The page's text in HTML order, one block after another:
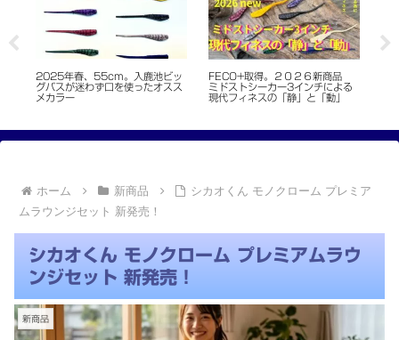
2025年春、55cm。入鹿池ビッ
グバスが迷わず口を使ったオスス
メカラー
FECO+取得。２０２６新商品
ミドストシーカー3インチによる
現代フィネスの「静」と「動」
ホーム 新商品
シカオくん モノクローム プレミア
ムラウンジセット 新発売！
シカオくん モノクローム プレミアムラウ
ンジセット 新発売！
新商品